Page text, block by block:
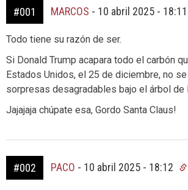
#001 MARCOS - 10 abril 2025 - 18:11
Todo tiene su razón de ser.
Si Donald Trump acapara todo el carbón
Estados Unidos, el 25 de diciembre, no
sorpresas desagradables bajo el árbol de
Jajajaja chúpate esa, Gordo Santa Claus!
#002 PACO - 10 abril 2025 - 18:12